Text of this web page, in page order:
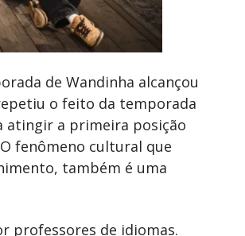
de Wandinha alcançou
o feito da temporada
atingir a primeira posição
fenômeno cultural que
também é uma
professores de idiomas.